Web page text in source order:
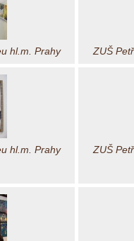
hl.m. Prahy ZUŠ
hl.m. Prahy ZUŠ